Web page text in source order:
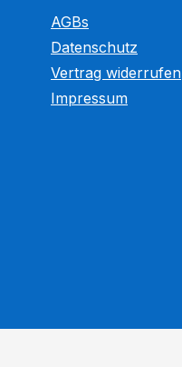
AGBs
Datenschutz
Vertrag widerrufen
Impressum